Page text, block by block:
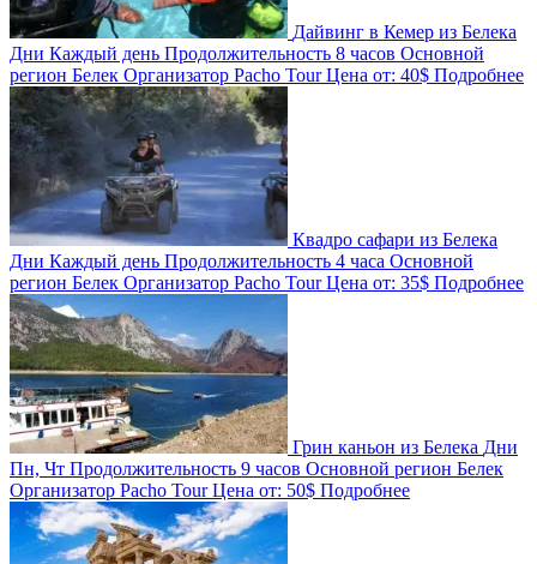
Дайвинг в Кемер из Белека
Дни Каждый день Продолжительность 8 часов Основной
регион Белек Организатор Pacho TourЦена от: 40$ Подробнее
Квадро сафари из Белека
Дни Каждый день Продолжительность 4 часа Основной
регион Белек Организатор Pacho TourЦена от: 35$ Подробнее
Грин каньон из Белека Дни
Пн, Чт Продолжительность 9 часов Основной регион Белек
Организатор Pacho TourЦена от: 50$ Подробнее